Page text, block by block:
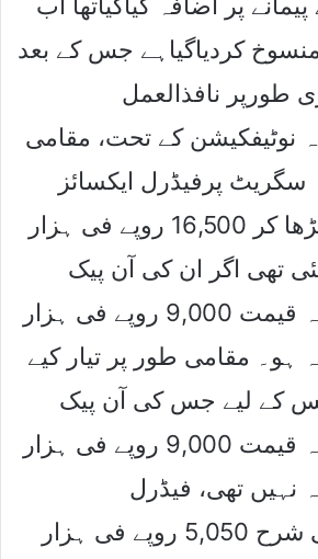
منسوخ کردیاگیاہے جس کے بعد
طورپر نافذالعمل
نوٹیفکیشن کے تحت، مقامی
سگریٹ پرفیڈرل ایکسائز
ڈیوٹی کی شرح بڑھا کر 16,500 روپے فی ہزار
تھی اگر ان کی آن پیک
پرنٹ شدہ خوردہ قیمت 9,000 روپے فی ہزار
مقامی طور پر تیار کیے
کے لیے جس کی آن پیک
پرنٹ شدہ خوردہ قیمت 9,000 روپے فی ہزار
نہیں تھی، فیڈرل
ایکسائزڈیوٹی کی شرح 5,050 روپے فی ہزار